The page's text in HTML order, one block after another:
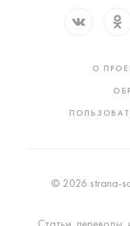
О
© 2026 strana-